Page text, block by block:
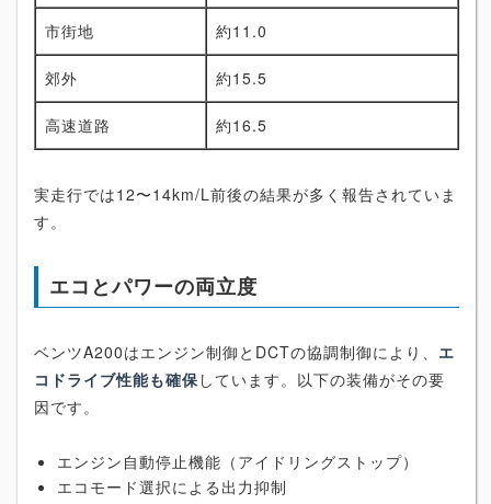
市街地 約11.0
郊外 約15.5
高速道路 約16.5
実走行では12〜14km/L前後の結果が多く報告されていま
す。
エコとパワーの両立度
ベンツA200はエンジン制御とDCTの協調制御により、 エ
コドライブ性能も確保しています。以下の装備がその要
因です。
エンジン自動停止機能（アイドリングストップ）
エコモード選択による出力抑制